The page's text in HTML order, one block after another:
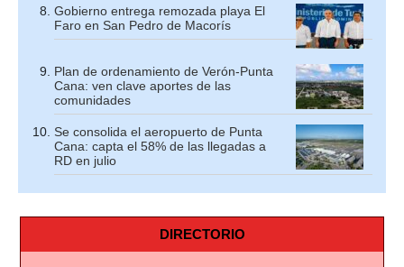
Gobierno entrega remozada playa El
Faro en San Pedro de Macorís
Plan de ordenamiento de Verón-Punta
Cana: ven clave aportes de las
comunidades
Se consolida el aeropuerto de Punta
Cana: capta el 58% de las llegadas a
RD en julio
DIRECTORIO